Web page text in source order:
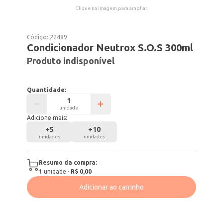
Clique na imagem para ampliar.
Código: 22489
Condicionador Neutrox S.O.S 300ml
Produto indisponível
Quantidade:
unidade
Adicione mais:
+5
unidades
+10
unidades
Resumo da compra:
1 unidade · R$ 0,00
Adicionar ao carrinho